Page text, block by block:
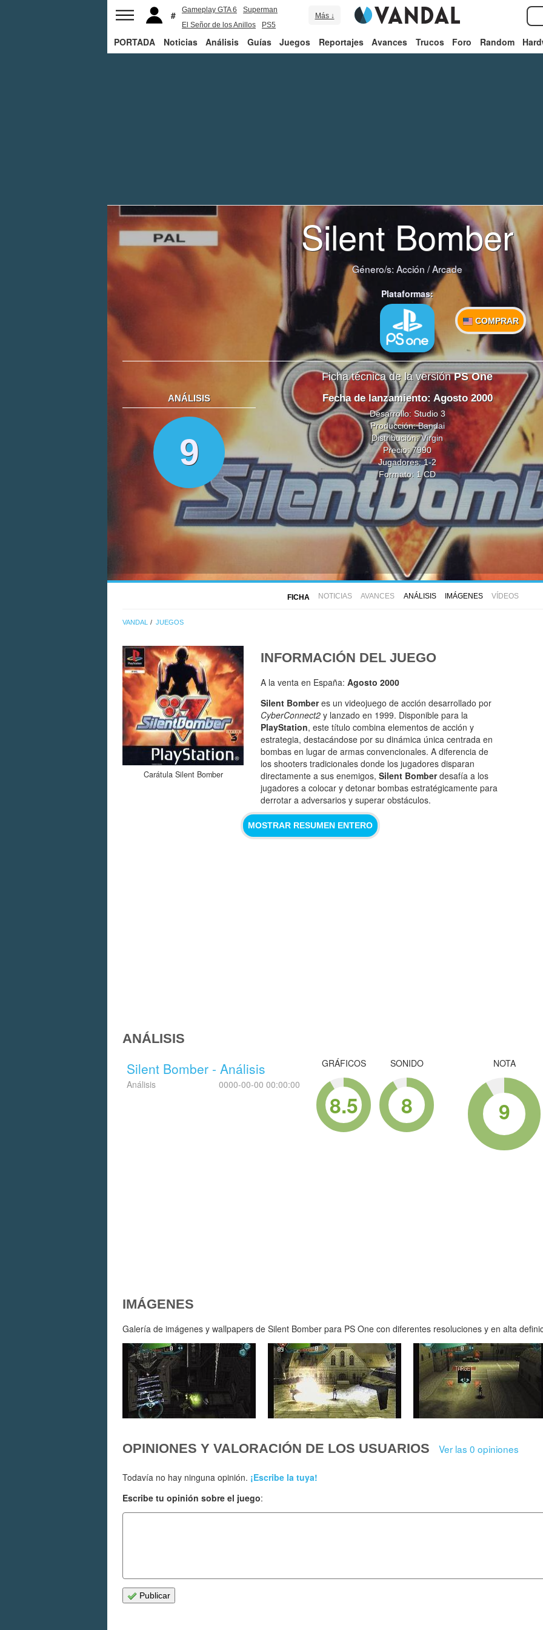
Gameplay GTA 6
Superman
El Señor de los Anillos
PS5
Más ↓
PORTADA Noticias Análisis Guías Juegos Reportajes Avances Trucos Foro Random
Silent Bomber
Género/s:Acción /Arcade
Plataformas:
COMPRAR
Ficha técnica de la versiónPS One
ANÁLISIS
9
Fecha de lanzamiento: Agosto 2000
Desarrollo: Studio 3
Producción:Bandai
Distribución:Virgin
Precio: 7990
Jugadores: 1-2
Formato: 1 CD
FICHA NOTICIAS AVANCES ANÁLISIS IMÁGENES VÍDEOS
VANDAL JUEGOS
Carátula Silent Bomber
INFORMACIÓN DEL JUEGO
A la venta en España: Agosto 2000
Silent Bomberes un videojuego de acción desarrollado por
CyberConnect2 y lanzado en 1999. Disponible para la
PlayStation, este título combina elementos de acción y
estrategia, destacándose por su dinámica única centrada en
bombas en lugar de armas convencionales. A diferencia de
los shooters tradicionales donde los jugadores disparan
directamente a sus enemigos, Silent Bomberdesafía a los
jugadores a colocar y detonar bombas estratégicamente para
derrotar a adversarios y superar obstáculos.
MOSTRAR RESUMEN ENTERO
ANÁLISIS
Silent Bomber - Análisis
Análisis 0000-00-00 00:00:00
GRÁFICOS
8.5
SONIDO
8
NOTA
9
IMÁGENES
Galería de imágenes y wallpapers de Silent Bomber para PS One con diferentes resoluciones y en alta
OPINIONES Y VALORACIÓN DE LOS USUARIOS Ver las 0 opiniones
Todavía no hay ninguna opinión. ¡Escribe la tuya!
Escribe tu opinión sobre el juego:
Publicar